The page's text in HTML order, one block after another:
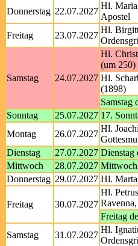
Donnerstag 22.07.2027
Hl.
Apostel
Freitag
23.07.2027
Hl.
Samstag 24.07.2027
Hl.
(um 250)
Hl.
(1898)
Samstag
Sonntag
25.07.2027 17.
Montag
26.07.2027
Hl.
Dienstag
27.07.2027 Dienstag
Mittwoch
28.07.2027 Mittwoch
Donnerstag 29.07.2027 Hl.
Freitag 30.07.2027
Hl.
Freitag
Samstag
31.07.2027
Hl.